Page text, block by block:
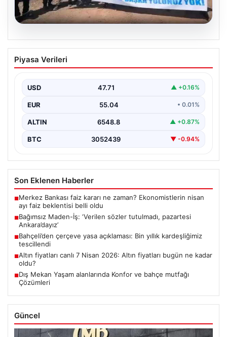
Bağımsız Maden-İş: ‘Verilen sözler
tutulmadı, pazartesi Ankara’dayız’
Piyasa Verileri
USD 47.71 ▲ +0.16%
EUR 55.04 • 0.01%
ALTIN 6548.8 ▲ +0.87%
BTC 3052439 ▼ -0.94%
Son Eklenen Haberler
■Merkez Bankası faiz kararı ne zaman? Ekonomistlerin nisan
ayı faiz beklentisi belli oldu
■Bağımsız Maden-İş: ‘Verilen sözler tutulmadı, pazartesi
Ankara’dayız’
■Bahçeli’den çerçeve yasa açıklaması: Bin yıllık kardeşliğimiz
tescillendi
■Altın fiyatları canlı 7 Nisan 2026: Altın fiyatları bugün ne kadar
oldu?
■Dış Mekan Yaşam alanlarında Konfor ve bahçe mutfağı
Çözümleri
Güncel